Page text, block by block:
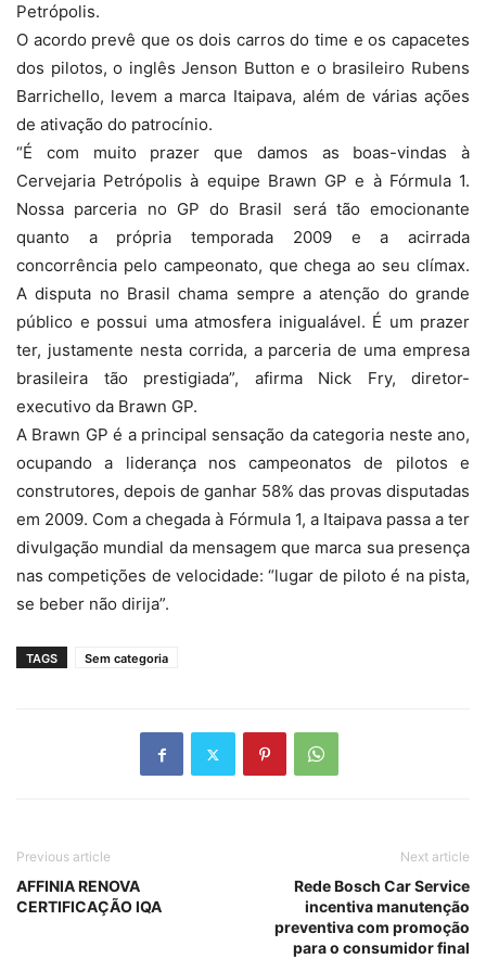
Petrópolis.
O acordo prevê que os dois carros do time e os capacetes
dos pilotos, o inglês Jenson Button e o brasileiro Rubens
Barrichello, levem a marca Itaipava, além de várias ações
de ativação do patrocínio.
“É com muito prazer que damos as boas-vindas à
Cervejaria Petrópolis à equipe Brawn GP e à Fórmula 1.
Nossa parceria no GP do Brasil será tão emocionante
quanto a própria temporada 2009 e a acirrada
concorrência pelo campeonato, que chega ao seu clímax.
A disputa no Brasil chama sempre a atenção do grande
público e possui uma atmosfera inigualável. É um prazer
ter, justamente nesta corrida, a parceria de uma empresa
brasileira tão prestigiada”, afirma Nick Fry, diretor-
executivo da Brawn GP.
A Brawn GP é a principal sensação da categoria neste ano,
ocupando a liderança nos campeonatos de pilotos e
construtores, depois de ganhar 58% das provas disputadas
em 2009. Com a chegada à Fórmula 1, a Itaipava passa a ter
divulgação mundial da mensagem que marca sua presença
nas competições de velocidade: “lugar de piloto é na pista,
se beber não dirija”.
TAGS Sem categoria
Previous article
AFFINIA RENOVA
CERTIFICAÇÃO IQA
Next article
Rede Bosch Car Service
incentiva manutenção
preventiva com promoção
para o consumidor final